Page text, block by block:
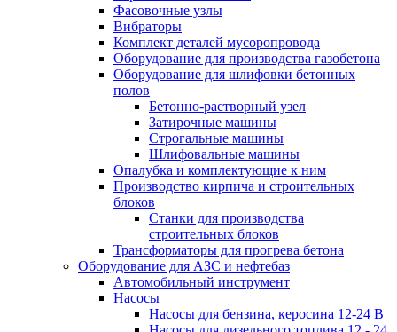
Фасовочные узлы
Вибраторы
Комплект деталей мусоропровода
Оборудование для производства газобетона
Оборудование для шлифовки бетонных
полов
Бетонно-растворный узел
Затирочные машины
Строгальные машины
Шлифовальные машины
Опалубка и комплектующие к ним
Производство кирпича и строительных
блоков
Cтанки для производства
строительных блоков
Трансформаторы для прогрева бетона
Оборудование для АЗС и нефтебаз
Автомобильный инструмент
Насосы
Насосы для бензина, керосина 12-24 В